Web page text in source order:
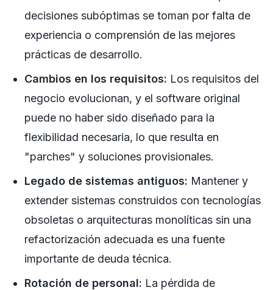
decisiones subóptimas se toman por falta de
experiencia o comprensión de las mejores
prácticas de desarrollo.
Cambios en los requisitos: Los requisitos del
negocio evolucionan, y el software original
puede no haber sido diseñado para la
flexibilidad necesaria, lo que resulta en
"parches" y soluciones provisionales.
Legado de sistemas antiguos: Mantener y
extender sistemas construidos con tecnologías
obsoletas o arquitecturas monolíticas sin una
refactorización adecuada es una fuente
importante de deuda técnica.
Rotación de personal: La pérdida de